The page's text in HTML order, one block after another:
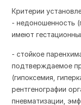
Критерии
- недоношенность
имеют
- стойкое
подтверждаемое
(гипоксемия,
рентгенографии
пневматизации,